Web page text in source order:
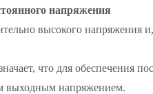
напряжения
высокого напряжения
что для обеспечения
выходным напряжением.